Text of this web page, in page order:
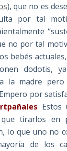
), que no es
por tal
no por tal
bebés
dodotis,
la madre
por
. Estos
tirarlos en
lo que uno no
de los